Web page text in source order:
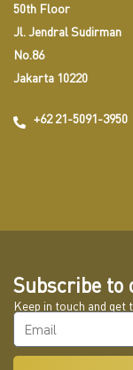
50th Floor
Jl. Jendral Sudirman
No.86
Jakarta 10220
+62 21-5091-3950
Subscribe
Keep in touch and get